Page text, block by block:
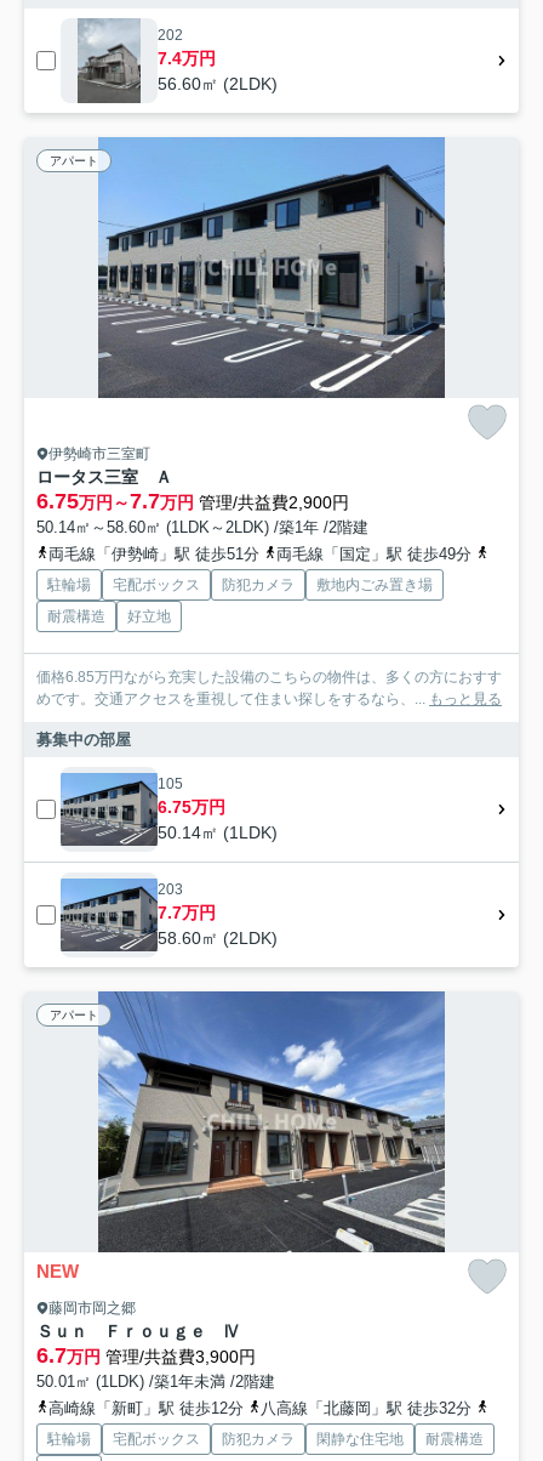
202
7.4万円
56.60㎡ (2LDK)
アパート
伊勢崎市三室町
ロータス三室 Ａ
6.75万円～7.7万円 管理/共益費2,900円
50.14㎡～58.60㎡ (1LDK～2LDK) /築1年 /2階建
両毛線「伊勢崎」駅 徒歩51分
両毛線「国定」駅 徒歩49分
駐輪場 宅配ボックス 防犯カメラ
敷地内ごみ置き場
耐震構造
好立地
価格6.85万円ながら充実した設備のこちらの物件は、多くの方におすす
めです。交通アクセスを重視して住まい探しをするなら、... もっと見る
募集中の部屋
105
6.75万円
50.14㎡ (1LDK)
203
7.7万円
58.60㎡ (2LDK)
アパート
NEW
藤岡市岡之郷
Ｓｕｎ Ｆｒｏｕｇｅ Ⅳ
6.7万円 管理/共益費3,900円
50.01㎡ (1LDK) /築1年未満 /2階建
高崎線「新町」駅 徒歩12分
八高線「北藤岡」駅 徒歩32分
駐輪場 宅配ボックス 防犯カメラ 閑静な住宅地
耐震構造